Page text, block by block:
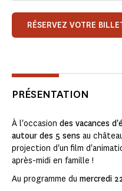
RÉSERVEZ VOTRE
PRÉSENTATION
À l'occasion des vacances
autour des 5 sens au
projection d'un film
après-midi en famille !
Au programme du mercredi